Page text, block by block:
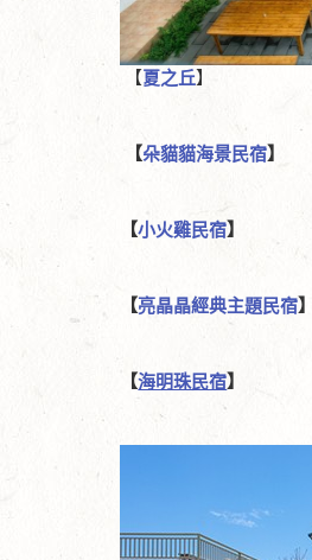
【夏之丘】
【朵貓貓海景民宿】
【小火雞民宿​】
【亮晶晶經典主題民宿】
【海明珠民宿】